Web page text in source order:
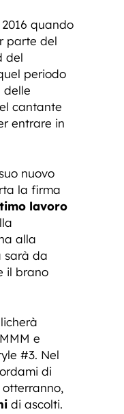
2016 quando
parte del
del
periodo
delle
cantante
entrare in
nuovo
la firma
lavoro
alla
sarà da
il brano
e
#3. Nel
di
di ascolti.